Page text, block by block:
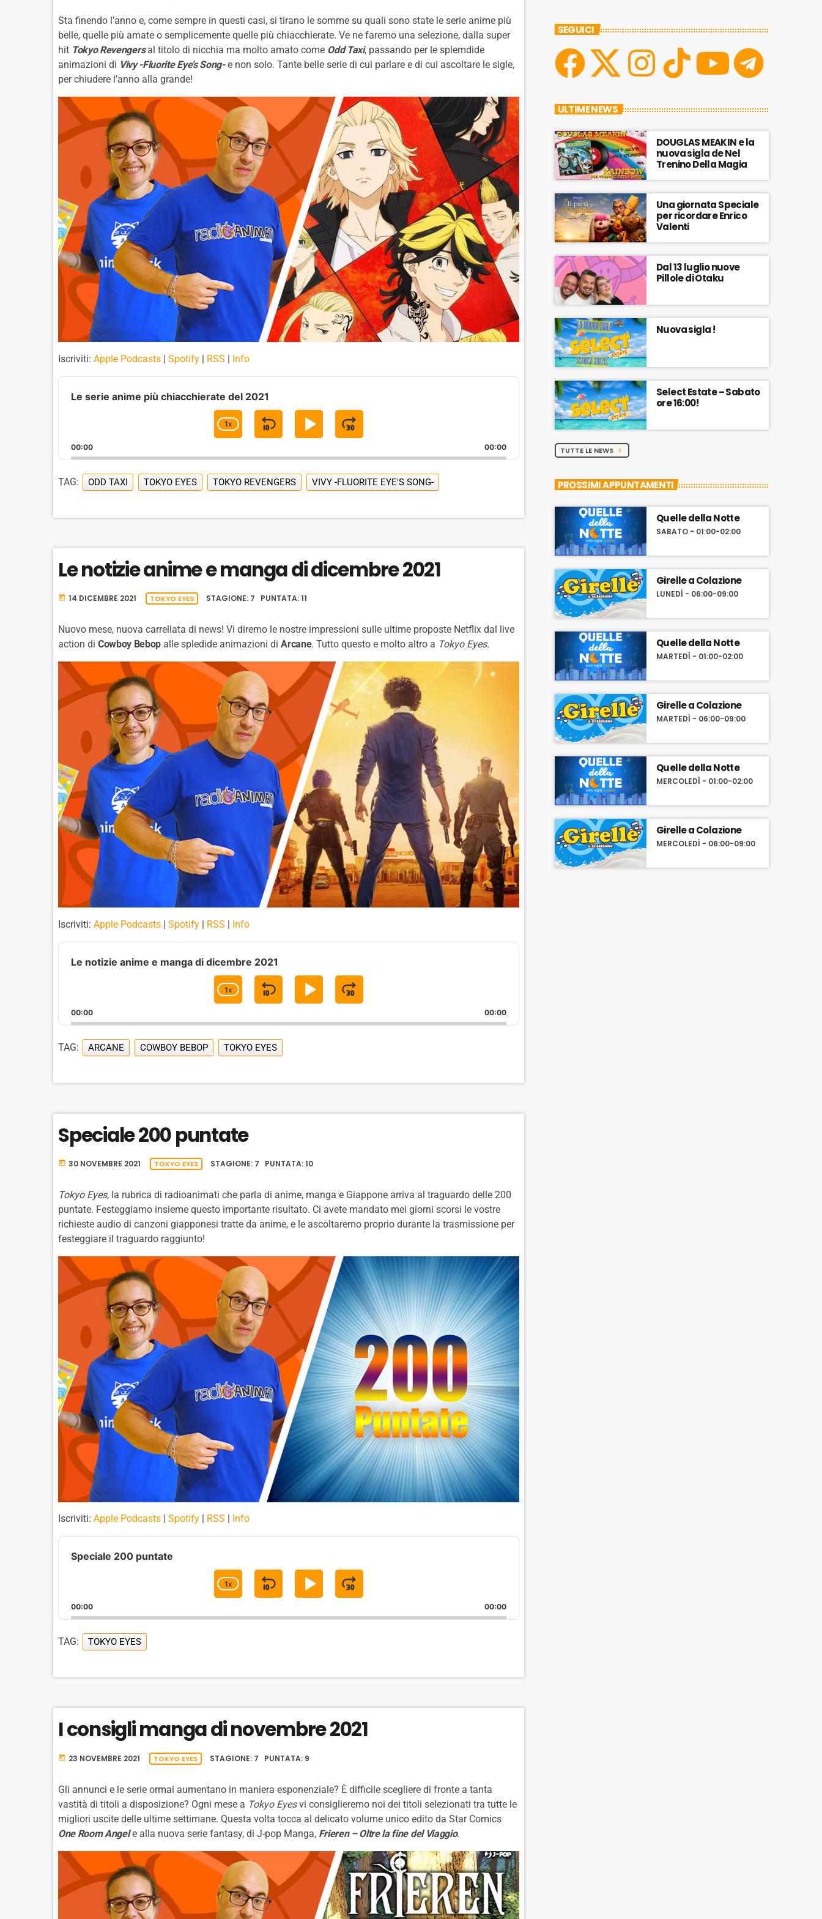
Sta finendo l’anno e, come sempre in questi casi, si tirano le somme su quali sono state le serie anime più
belle, quelle più amate o semplicemente quelle più chiacchierate. Ve ne faremo una selezione, dalla super
hit Tokyo Revengersal titolo di nicchia ma molto amato come Odd Taxi, passando per le splemdide
animazioni di Vivy -Fluorite Eye’s Song-e non solo. Tante belle serie di cui parlare e di cui ascoltare le sigle,
per chiudere l’anno alla grande!
Iscriviti: Apple Podcasts | Spotify | RSS | Info
A
l
y
Le serie anime più chiacchierate del 2021
C
H
A
G
E
L
B
A
C
R
T
E
1X
S
I
P
A
K
W
A
R
D
P
A
Y
A
S
E
J
M
P
O
W
A
00:00 00:00
TAG: ODD TAXI TOKYO EYES TOKYO REVENGERS VIVY -FLUORITE EYE'S SONG-
Le notizie anime e manga di dicembre 2021
today 14 DICEMBRE 2021 TOKYO EYES STAGIONE: 7 PUNTATA: 11
Nuovo mese, nuova carrellata di news! Vi diremo le nostre impressioni sulle ultime proposte Netflix dal live
action di Cowboy Bebop alle spledide animazioni diArcane. Tutto questo e molto altro a Tokyo Eyes.
Iscriviti: Apple Podcasts | Spotify | RSS | Info
A
l
y
Le notizie anime e manga di dicembre 2021
C
H
A
G
E
L
B
A
C
R
T
E
1X
S
I
P
A
K
R
D
P
A
A
S
J
M
O
W
00:00 00:00
TAG: ARCANE COWBOY BEBOP TOKYO EYES
Speciale 200 puntate
today 30 NOVEMBRE 2021 TOKYO EYES STAGIONE: 7 PUNTATA: 10
Tokyo Eyes, la rubrica di radioanimati che parla di anime, manga e Giappone arriva al traguardo delle 200
puntate. Festeggiamo insieme questo importante risultato. Ci avete mandato mei giorni scorsi le vostre
richieste audio di canzoni giapponesi tratte da anime, e le ascoltaremo proprio durante la trasmissione per
festeggiare il traguardo raggiunto!
Iscriviti: Apple Podcasts Spotify RSS Info
A
l
y
Speciale 200 puntate
C
H
A
L
B
A
C
R
T
E
1X
S
I
A
K
W
R
P
A
A
S
E
J
M
O
W
A
00:00 00:00
TAG: TOKYO EYES
I consigli manga di novembre 2021
today 23 NOVEMBRE 2021 TOKYO EYES STAGIONE: 7 PUNTATA: 9
Gli annunci e le serie ormai aumentano in maniera esponenziale? È difficile scegliere di fronte a tanta
vastità di titoli a disposizione? Ogni mese a Tokyo Eyesvi consiglieremo noi dei titoli selezionati tra tutte le
migliori uscite delle ultime settimane. Questa volta tocca al delicato volume unico edito da Star Comics
One Room Angele alla nuova serie fantasy, di J-pop Manga, Frieren – Oltre la fine del Viaggio.
SEGUICI
ULTIME NEWS
DOUGLAS MEAKIN e la
nuova sigla de Nel
Trenino Della Magia
Una giornata Speciale
per ricordare Enrico
Valenti
Dal 13 luglio nuove
Pillole di Otaku
Nuova sigla !
Select Estate – Sabato
ore 16:00!
TUTTE LE NEWS chevron_right
PROSSIMI APPUNTAMENTI
Quelle della Notte
SABATO - 01:00-02:00
Girelle a Colazione
LUNEDÌ - 06:00-09:00
Quelle della Notte
MARTEDÌ - 01:00-02:00
Girelle a Colazione
MARTEDÌ - 06:00-09:00
Quelle della Notte
MERCOLEDÌ - 01:00-02:00
Girelle a Colazione
MERCOLEDÌ - 06:00-09:00